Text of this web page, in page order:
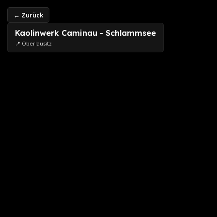
← Zurück
Kaolinwerk Caminau - Schlammsee
📍 Oberlausitz